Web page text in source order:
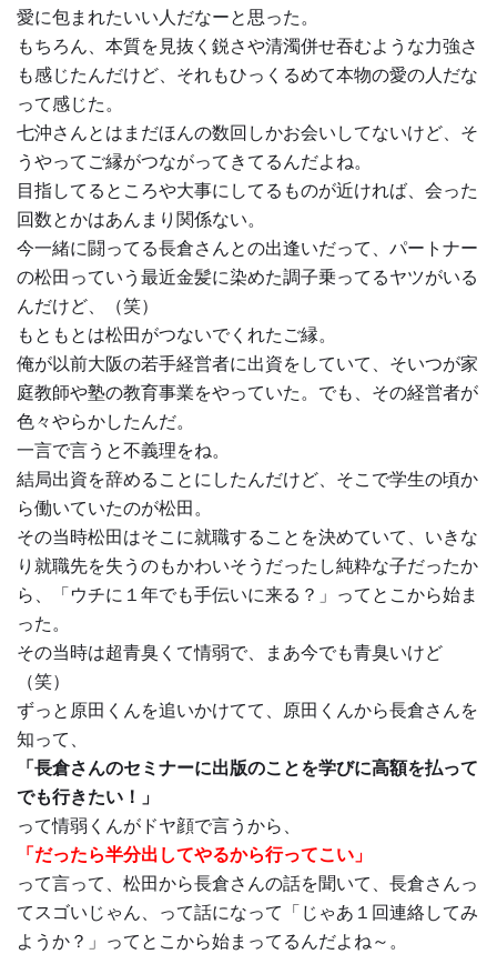
愛に包まれたいい人だなーと思った。
もちろん、本質を見抜く鋭さや清濁併せ吞むような力強さ
も感じたんだけど、それもひっくるめて本物の愛の人だな
って感じた。
七沖さんとはまだほんの数回しかお会いしてないけど、そ
うやってご縁がつながってきてるんだよね。
目指してるところや大事にしてるものが近ければ、会った
回数とかはあんまり関係ない。
今一緒に闘ってる長倉さんとの出逢いだって、パートナー
の松田っていう最近金髪に染めた調子乗ってるヤツがいる
んだけど、（笑）
もともとは松田がつないでくれたご縁。
俺が以前大阪の若手経営者に出資をしていて、そいつが家
庭教師や塾の教育事業をやっていた。でも、その経営者が
色々やらかしたんだ。
一言で言うと不義理をね。
結局出資を辞めることにしたんだけど、そこで学生の頃か
ら働いていたのが松田。
その当時松田はそこに就職することを決めていて、いきな
り就職先を失うのもかわいそうだったし純粋な子だったか
ら、「ウチに１年でも手伝いに来る？」ってとこから始ま
った。
その当時は超青臭くて情弱で、まあ今でも青臭いけど
（笑）
ずっと原田くんを追いかけてて、原田くんから長倉さんを
知って、
「長倉さんのセミナーに出版のことを学びに高額を払って
でも行きたい！」
って情弱くんがドヤ顔で言うから、
「だったら半分出してやるから行ってこい」
って言って、松田から長倉さんの話を聞いて、長倉さんっ
てスゴいじゃん、って話になって「じゃあ１回連絡してみ
ようか？」ってとこから始まってるんだよね～。